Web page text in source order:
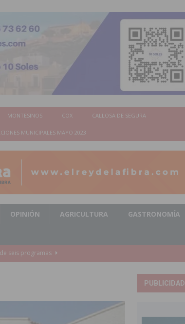
MONTESINOS COX CALLOSA DE SEGURA
MUNICIPALES MAYO 2023
OPINIÓN AGRICULTURA GASTRONOMÍA
PUBLICIDAD